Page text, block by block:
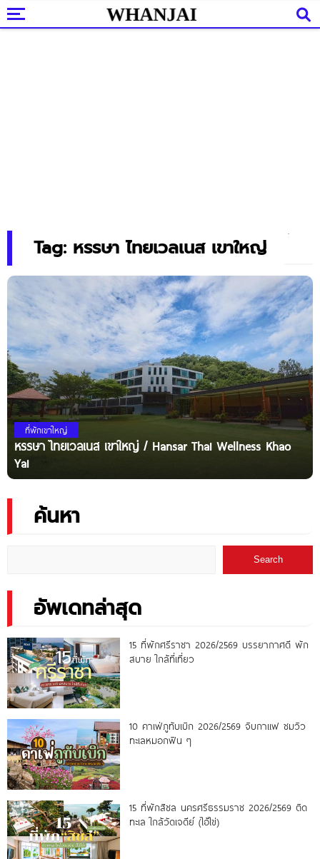
Tag: หรรษา ไทยเวลเนส เขาใหญ่
ที่พักเขาใหญ่
หรรษา ไทยเวลเนส เขาใหญ่ / Hansar Thai Wellness Khao
Yai
ค้นหา
Search
อัพเดทล่าสุด
15 ที่พักศรีราชา 2026/2569 บรรยากาศดี พัก
สบาย ใกล้ที่เที่ยว
10 คาเฟ่ภูทับเบิก 2026/2569 จิบกาแฟ ชมวิว
ทะเลหมอกฟิน ๆ
15 ที่พักสิชล นครศรีธรรมราช 2026/2569 ติด
ทะเล ใกล้วัดเจดีย์ (ไอ้ไข่)